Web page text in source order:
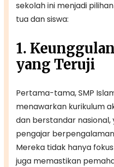
sekolah ini menjadi
tua dan siswa:
1.
yang Teruji
Pertama-tama, SMP
menawarkan kurikulum
dan berstandar
pengajar
Mereka tidak hanya
juga memastikan